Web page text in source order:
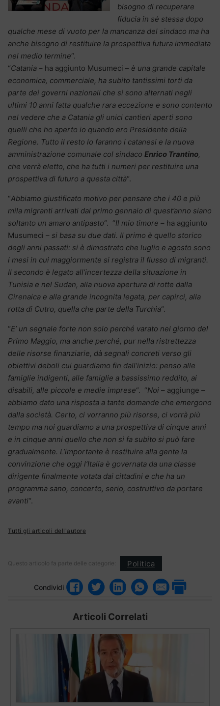
bisogno di recuperare
fiducia in sé stessa dopo
qualche mese di vuoto per la mancanza del sindaco ma ha
anche bisogno di restituire la prospettiva futura immediata
nel medio termine“.
“Catania – ha aggiunto Musumeci – è una grande capitale
economica, commerciale, ha subito tantissimi torti da
parte dei governi nazionali che si sono alternati negli
ultimi 10 anni fatta qualche rara eccezione e sono contento
nel vedere che a Catania gli unici cantieri aperti sono
quelli che ho aperto io quando ero Presidente della
Regione. Tutto il resto lo faranno i catanesi e la nuova
amministrazione comunale col sindaco Enrico Trantino,
che verrà eletto, che ha tutti i numeri per restituire una
prospettiva di futuro a questa città“.
“Abbiamo giustificato motivo per pensare che i 40 e più
mila migranti arrivati dal primo gennaio di quest’anno siano
soltanto un amaro antipasto“. “Il mio timore – ha aggiunto
Musumeci – si basa su due dati. Il primo è quello storico
degli anni passati: si è dimostrato che luglio e agosto sono
i mesi in cui maggiormente si registra il flusso di migranti.
Il secondo è legato all’incertezza della situazione in
Tunisia e nel Sudan, alla nuova apertura di rotte dalla
Cirenaica e alla grande incognita legata, per capirci, alla
rotta di Cutro, quella che parte della Turchia“.
“E’ un segnale forte non solo perché varato nel giorno del
Primo Maggio, ma anche perché, pur nella ristrettezza
delle risorse finanziarie, dà segnali concreti verso gli
obiettivi deboli cui guardiamo fin dall’inizio: penso alle
famiglie indigenti, alle famiglie a bassissimo reddito, ai
disabili, alle piccole e medie imprese“. “Noi – aggiunge –
abbiamo dato una risposta a tante domande che emergono
dalla società. Certo, ci vorranno più risorse, ci vorrà più
tempo ma noi guardiamo a una prospettiva di cinque anni
e in cinque anni quello che non si fa subito si può fare
gradualmente. L’importante è restituire alla gente la
convinzione che oggi l’Italia è governata da una classe
dirigente finalmente votata dai cittadini e che ha un
programma sano, concerto, serio, costruttivo da portare
avanti“.
Tutti gli articoli dell'autore
Questo articolo fa parte delle categorie: Politica
Condividi
Articoli Correlati